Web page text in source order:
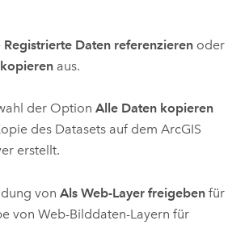
Registrierte Daten referenzierenoder
aus.
der Option Alle Daten kopieren
des Datasets auf dem ArcGIS
erstellt.
von Als Web-Layer freigebenfür
von Web-Bilddaten-Layern für